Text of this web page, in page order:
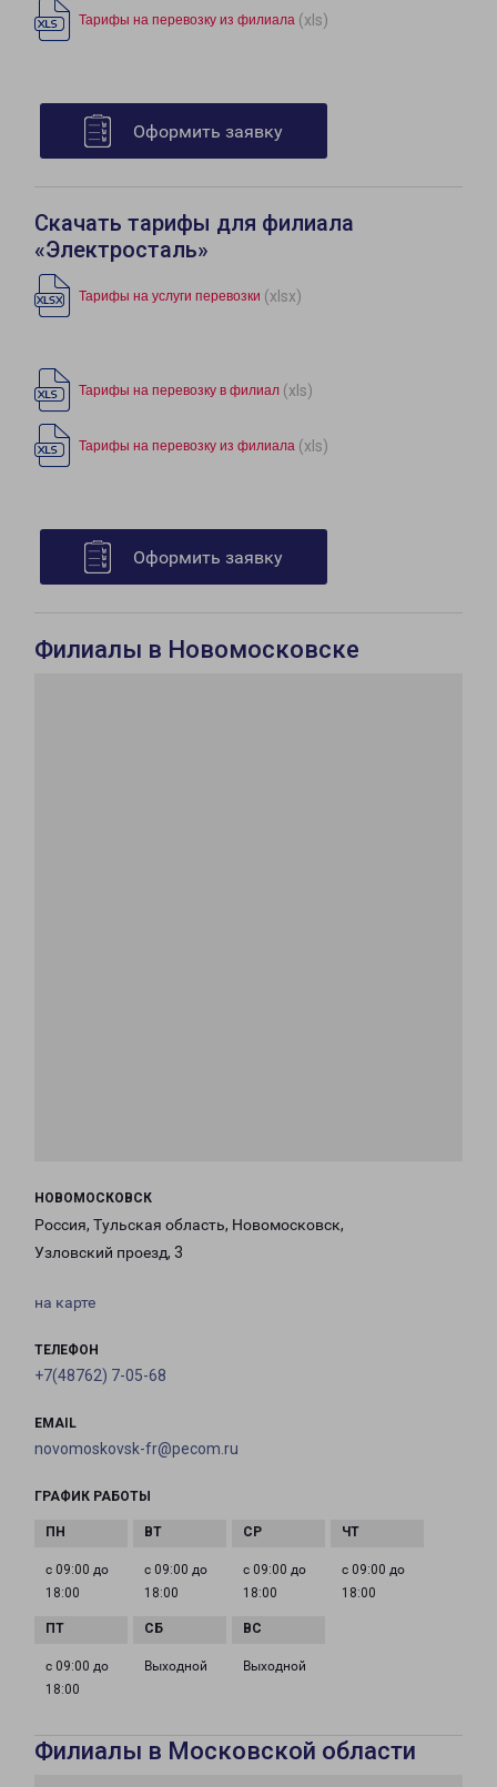
Тарифы на перевозку из филиала (xls)
Оформить заявку
Скачать тарифы для филиала
«Электросталь»
Тарифы на услуги перевозки (xlsx)
Тарифы на перевозку в филиал (xls)
Тарифы на перевозку из филиала (xls)
Оформить заявку
Филиалы в Новомосковске
НОВОМОСКОВСК
Россия, Тульская область, Новомосковск,
Узловский проезд, 3
на карте
ТЕЛЕФОН
+7(48762) 7-05-68
EMAIL
novomoskovsk-fr@pecom.ru
ГРАФИК РАБОТЫ
с 09:00 до
18:00
с 09:00 до
18:00
с 09:00 до
18:00
с 09:00 до
18:00
с 09:00 до
18:00
Выходной Выходной
Филиалы в Московской области